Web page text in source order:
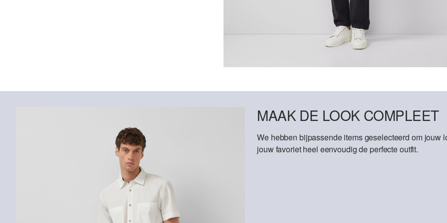
MAAK DE LOOK COMPLEET
We hebben bijpassende items geselecteerd om jouw
jouw favoriet heel eenvoudig de perfecte outfit.